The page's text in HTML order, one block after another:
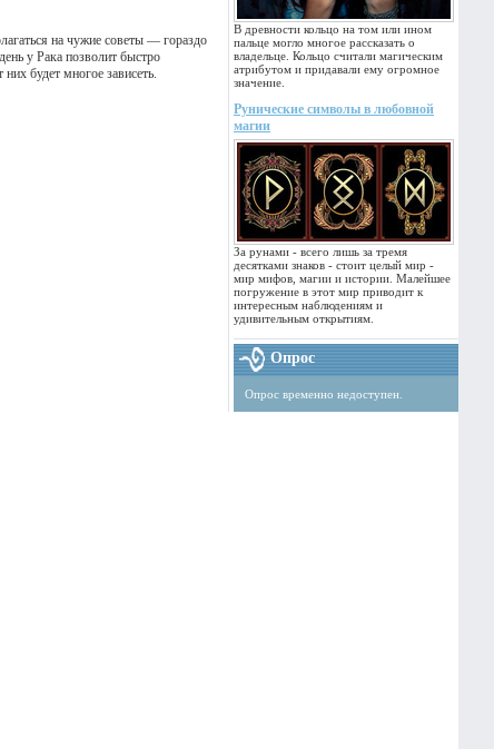
В древности кольцо на том или ином
пальце могло многое рассказать о
владельце. Кольцо считали магическим
атрибутом и придавали ему огромное
значение.
Рунические символы в любовной
магии
За рунами - всего лишь за тремя
десятками знаков - стоит целый мир -
мир мифов, магии и истории. Малейшее
погружение в этот мир приводит к
интересным наблюдениям и
удивительным открытиям.
Опрос
Опрос временно недоступен.
на чужие советы — гораздо
у Рака позволит быстро
будет многое зависеть.